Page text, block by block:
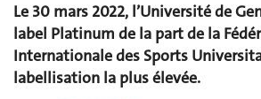
Le 30 mars 2022, l’Université de
label Platinum de la part de la
Internationale des Sports
labellisation la plus élevée.